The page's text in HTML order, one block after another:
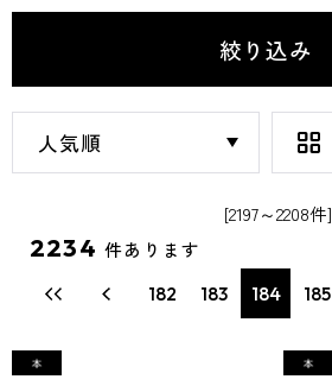
絞り込み
[2197～2208件]
2234 件あります
182 183 184 185